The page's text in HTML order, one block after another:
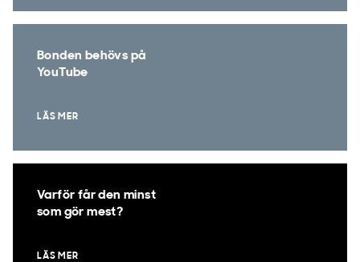
Bonden behövs på
YouTube
LÄS MER
Varför får den minst
som gör mest?
LÄS MER